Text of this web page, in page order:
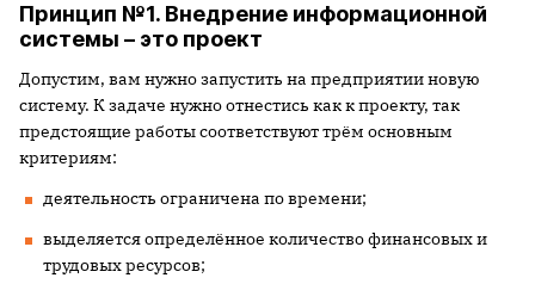
Принцип №1. Внедрение информационной
системы – это проект
Допустим, вам нужно запустить на предприятии новую
систему. К задаче нужно отнестись как к проекту, так
предстоящие работы соответствуют трём основным
критериям:
деятельность ограничена по времени;
выделяется определённое количество финансовых и
трудовых ресурсов;